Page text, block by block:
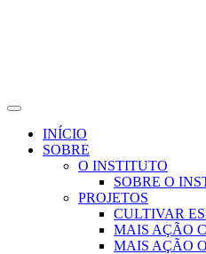
INÍCIO
SOBRE
O INSTITUTO
SOBRE O
PROJETOS
CULTIVAR
MAIS AÇÃO
MAIS AÇÃO